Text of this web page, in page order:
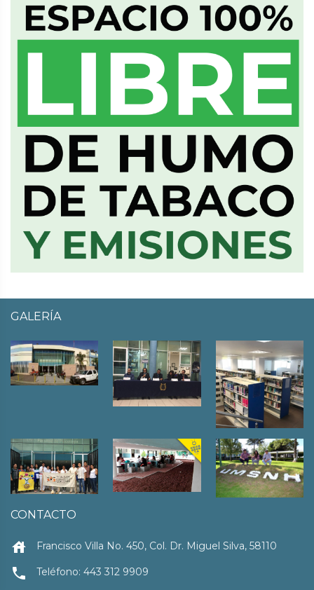
GALERÍA
CONTACTO
house Francisco Villa No. 450, Col. Dr. Miguel Silva, 58110
local_phone Teléfono: 443 312 9909